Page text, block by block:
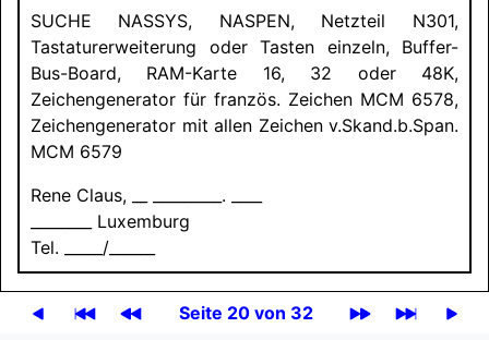
SUCHE NASSYS, NASPEN, Netzteil N301,
Tastaturerweiterung oder Tasten einzeln, Buffer-
Bus-Board, RAM-Karte 16, 32 oder 48K,
Zeichengenerator für französ. Zeichen MCM 6578,
Zeichengenerator mit allen Zeichen v.Skand.b.Span.
MCM 6579
Rene Claus, __ _________. ____
________ Luxemburg
Tel. _____/______
Seite 20 von 32